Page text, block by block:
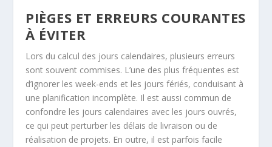
PIÈGES ET ERREURS COURANTES
À ÉVITER
Lors du calcul des jours calendaires, plusieurs erreurs
sont souvent commises. L’une des plus fréquentes est
d’ignorer les week-ends et les jours fériés, conduisant à
une planification incomplète. Il est aussi commun de
confondre les jours calendaires avec les jours ouvrés,
ce qui peut perturber les délais de livraison ou de
réalisation de projets. En outre, il est parfois facile